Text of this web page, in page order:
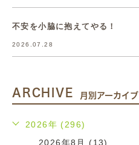
不安を小脇に抱えてやる！
2026.07.28
ARCHIVE 月別アーカイブ
2026年 (296)
2026年8月 (13)